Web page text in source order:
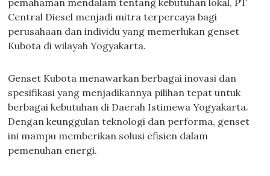
pemahaman mendalam tentang kebutuhan lokal, PT
Central Diesel menjadi mitra terpercaya bagi
perusahaan dan individu yang memerlukan genset
Kubota di wilayah Yogyakarta.
Genset Kubota menawarkan berbagai inovasi dan
spesifikasi yang menjadikannya pilihan tepat untuk
berbagai kebutuhan di Daerah Istimewa Yogyakarta.
Dengan keunggulan teknologi dan performa, genset
ini mampu memberikan solusi efisien dalam
pemenuhan energi.